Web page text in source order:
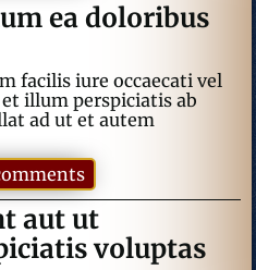
ea doloribus
facilis iure occaecati vel
illum perspiciatis ab
ad ut et autem
aut ut
voluptas